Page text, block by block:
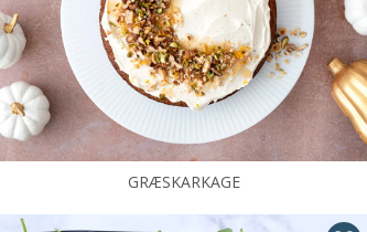
GRÆSKARKAGE